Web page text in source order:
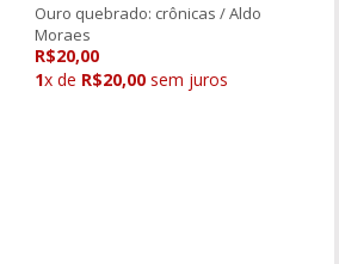
Ouro quebrado: crônicas / Aldo
Moraes
R$20,00
1x de R$20,00 sem juros